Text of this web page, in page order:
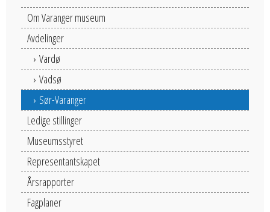
Om Varanger museum
Avdelinger
Vardø
Vadsø
Sør-Varanger
Ledige stillinger
Museumsstyret
Representantskapet
Årsrapporter
Fagplaner